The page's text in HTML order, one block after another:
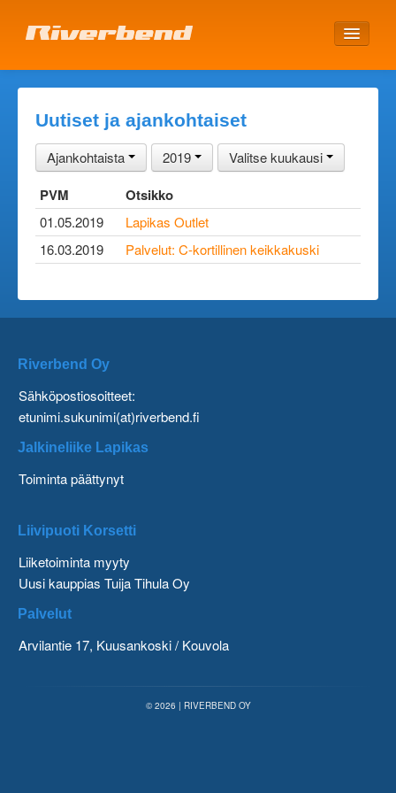
Uutiset ja ajankohtaiset
Ajankohtaista 2019 Valitse kuukausi
PVM Otsikko
01.05.2019
Lapikas Outlet
16.03.2019
Palvelut: C-kortillinen keikkakuski
Riverbend Oy
Sähköpostiosoitteet:
etunimi.sukunimi(at)riverbend.fi
Jalkineliike Lapikas
Toiminta päättynyt
Liivipuoti Korsetti
Liiketoiminta myyty
Uusi kauppias Tuija Tihula Oy
Palvelut
Arvilantie 17, Kuusankoski / Kouvola
© 2026 | RIVERBEND OY